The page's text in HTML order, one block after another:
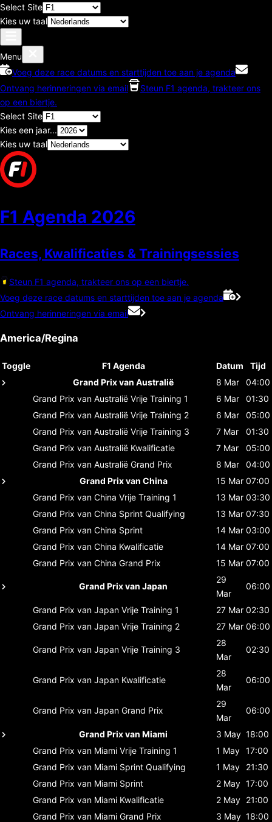
Select Site
Kies uw taal
Menu
Voeg deze race datums en starttijden toe aan je agenda
Ontvang herinneringen via email
Steun F1 agenda, trakteer ons
op een biertje.
Select Site
Kies een jaar...
Kies uw taal
F1 Agenda 2026
Races, Kwalificaties & Trainingsessies
Steun F1 agenda, trakteer ons op een biertje.
Voeg deze race datums en starttijden toe aan je agenda
Ontvang herinneringen via email
America/Regina
Toggle F1 Agenda Datum
Tijd
Grand Prix van Australië
8 Mar
04:00
Grand Prix van Australië Vrije Training 1 6 Mar
01:30
Grand Prix van Australië Vrije Training 2 6 Mar
05:00
Grand Prix van Australië Vrije Training 3 7 Mar
01:30
Grand Prix van Australië Kwalificatie 7 Mar
05:00
Grand Prix van Australië Grand Prix 8 Mar
04:00
Grand Prix van China
15 Mar 07:00
Grand Prix van China Vrije Training 1 13 Mar 03:30
Grand Prix van China Sprint Qualifying 13 Mar 07:30
Grand Prix van China Sprint 14 Mar 03:00
Grand Prix van China Kwalificatie 14 Mar 07:00
Grand Prix van China Grand Prix 15 Mar 07:00
Grand Prix van Japan
29
Mar
06:00
Grand Prix van Japan Vrije Training 1 27 Mar 02:30
Grand Prix van Japan Vrije Training 2 27 Mar 06:00
Grand Prix van Japan Vrije Training 3
28
Mar
02:30
Grand Prix van Japan Kwalificatie
28
Mar
06:00
Grand Prix van Japan Grand Prix
29
Mar
06:00
Grand Prix van Miami 3 May 18:00
Grand Prix van Miami Vrije Training 1 1 May 17:00
Grand Prix van Miami Sprint Qualifying 1 May
21:30
Grand Prix van Miami Sprint 2 May 17:00
Grand Prix van Miami Kwalificatie 2 May 21:00
Grand Prix van Miami Grand Prix 3 May 18:00